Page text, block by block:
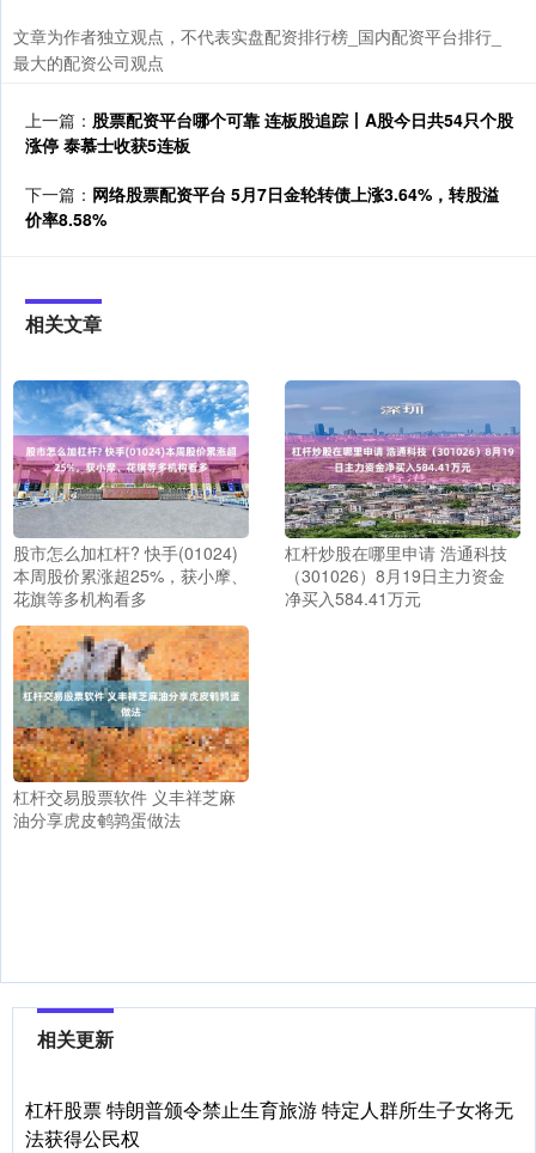
文章为作者独立观点，不代表实盘配资排行榜_国内配资平台排行_
最大的配资公司观点
上一篇： 股票配资平台哪个可靠 连板股追踪丨A股今日共54只个股
涨停 泰慕士收获5连板
下一篇： 网络股票配资平台 5月7日金轮转债上涨3.64%，转股溢
价率8.58%
相关文章
股市怎么加杠杆? 快手(01024)
本周股价累涨超25%，获小摩、
花旗等多机构看多
杠杆炒股在哪里申请 浩通科技
（301026）8月19日主力资金
净买入584.41万元
杠杆交易股票软件 义丰祥芝麻
油分享虎皮鹌鹑蛋做法
相关更新
杠杆股票 特朗普颁令禁止生育旅游 特定人群所生子女将无
法获得公民权